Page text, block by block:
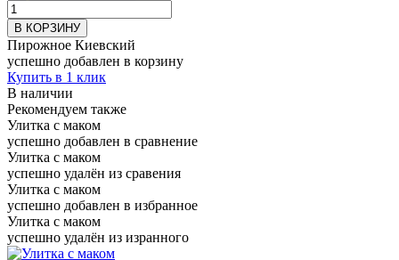
В КОРЗИНУ
Пирожное Киевский
успешно добавлен в корзину
Купить в 1 клик
В наличии
Рекомендуем также
Улитка с маком
успешно добавлен в сравнение
Улитка с маком
успешно удалён из сравения
Улитка с маком
успешно добавлен в избранное
Улитка с маком
успешно удалён из изранного